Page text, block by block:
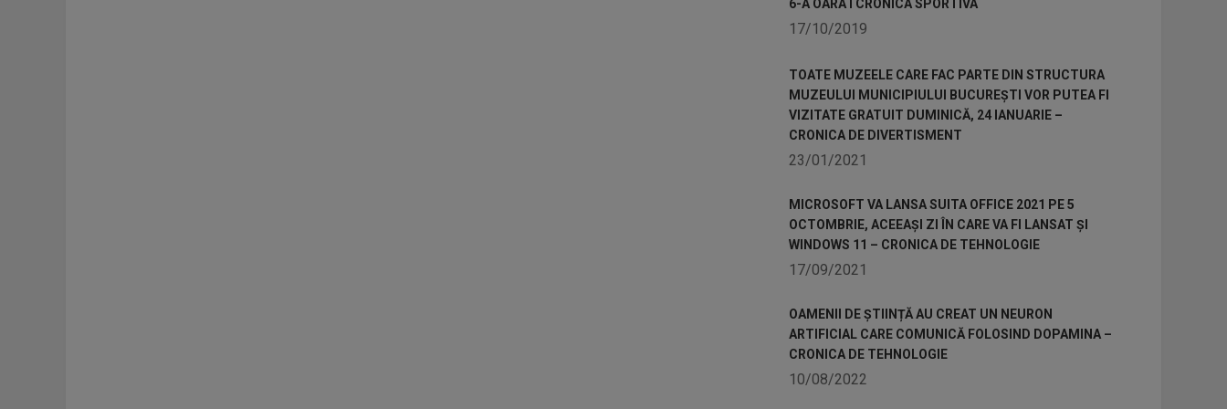
6-A OARA I CRONICA SPORTIVA
17/10/2019
TOATE MUZEELE CARE FAC PARTE DIN STRUCTURA
MUZEULUI MUNICIPIULUI BUCUREȘTI VOR PUTEA FI
VIZITATE GRATUIT DUMINICĂ, 24 IANUARIE –
CRONICA DE DIVERTISMENT
23/01/2021
MICROSOFT VA LANSA SUITA OFFICE 2021 PE 5
OCTOMBRIE, ACEEAȘI ZI ÎN CARE VA FI LANSAT ȘI
WINDOWS 11 – CRONICA DE TEHNOLOGIE
17/09/2021
OAMENII DE ȘTIINȚĂ AU CREAT UN NEURON
ARTIFICIAL CARE COMUNICĂ FOLOSIND DOPAMINA –
CRONICA DE TEHNOLOGIE
10/08/2022